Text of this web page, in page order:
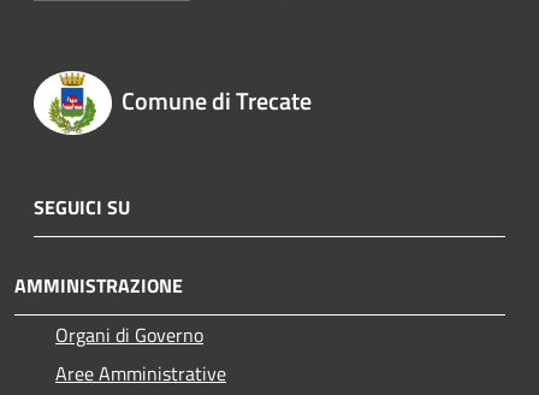
Comune di Trecate
SEGUICI SU
AMMINISTRAZIONE
Organi di Governo
Aree Amministrative